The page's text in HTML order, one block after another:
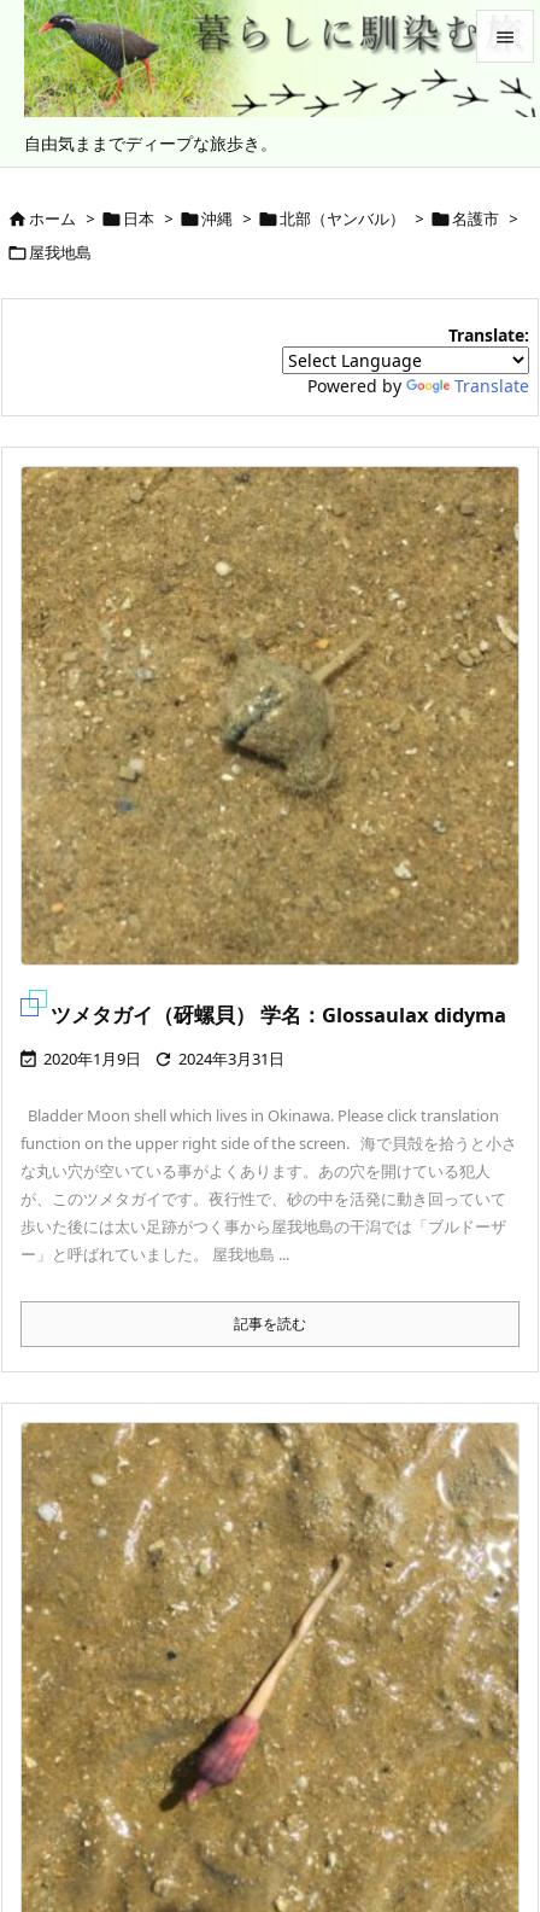
自由気ままでディープな旅歩き。


メニュ

次へ

検索
ホーム >  日本 > 沖縄 > 北部（ヤンバル） > 名護市 >
屋我地島
Translate:
Powered by Translate
ツメタガイ（砑螺貝） 学名：Glossaulax didyma
 2020年1月9日  2024年3月31日
Bladder Moon shell which lives in Okinawa. Please click translation
function on the upper right side of the screen. 海で貝殻を拾うと小さ
な丸い穴が空いている事がよくあります。あの穴を開けている犯人
が、このツメタガイです。夜行性で、砂の中を活発に動き回っていて
歩いた後には太い足跡がつく事から屋我地島の干潟では「ブルドーザ
ー」と呼ばれていました。 屋我地島 ...
記事を読む